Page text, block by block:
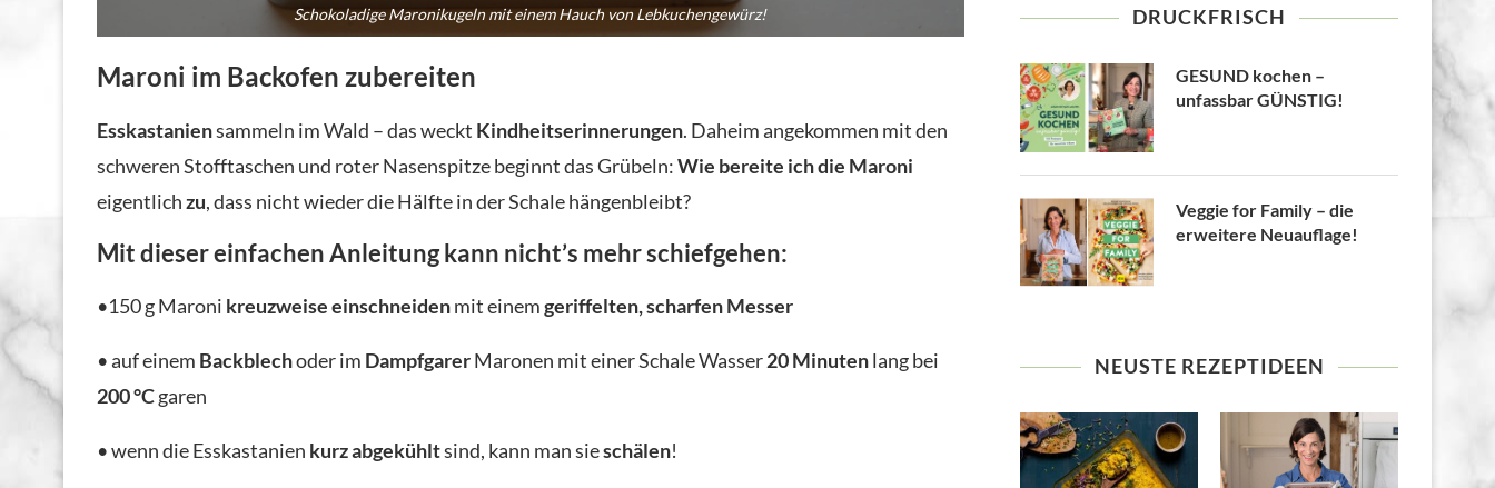
Schokoladige Maronikugeln mit einem Hauch von Lebkuchengewürz!
Maroni im Backofen zubereiten
Esskastaniensammeln im Wald – das weckt Kindheitserinnerungen. Daheim angekommen mit den
schweren Stofftaschen und roter Nasenspitze beginnt das Grübeln:Wie bereite ich die Maroni
eigentlichzu, dass nicht wieder die Hälfte in der Schale hängenbleibt?
Mit diesereinfachen Anleitungkann nicht’s mehr schiefgehen:
•150 g Maroni kreuzweise einschneidenmit einemgeriffelten, scharfen Messer
• auf einem Backblechoder im DampfgarerMaronen mit einer Schale Wasser20 Minutenlang bei
200 °Cgaren
• wenn die Esskastanien kurz abgekühltsind, kann man sieschälen!
DRUCKFRISCH
GESUND kochen –
unfassbar GÜNSTIG!
Veggie for Family – die
erweitere Neuauflage!
NEUSTE REZEPTIDEEN